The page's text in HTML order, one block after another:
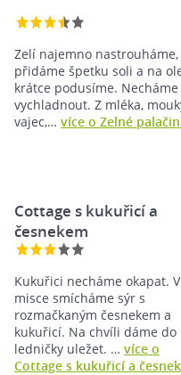
Zelí najemno nastrouháme,
přidáme špetku soli a na
krátce podusíme. Necháme
vychladnout. Z mléka,
vajec,…více o Zelné
Cottage s kukuřicí a
česnekem
Kukuřici necháme okapat. V
misce smícháme sýr s
rozmačkaným česnekem a
kukuřicí. Na chvíli dáme do
ledničky uležet. …více o
Cottage s kukuřicí a